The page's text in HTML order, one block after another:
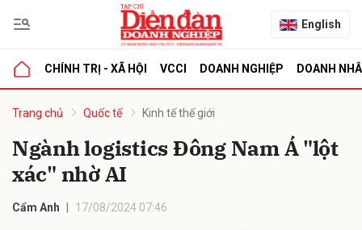
English
CHÍNH TRỊ - XÃ HỘI VCCI DOANH NGHIỆP DOANH
Trang chủ Quốc tế Kinh tế thế giới
Ngành logistics Đông Nam Á "lột
xác" nhờ AI
Cẩm Anh 17/08/2024 07:46
luận